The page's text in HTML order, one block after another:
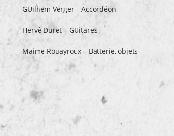
GUilhem Verger – Accordéon
Hervé Duret – GUitares
Maime Rouayroux – Batterie, objets